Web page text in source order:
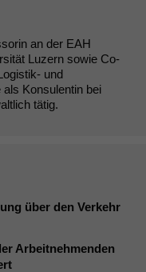
an der EAH
Luzern sowie Co-
und
Konsulentin bei
tätig.
über den Verkehr
Arbeitnehmenden